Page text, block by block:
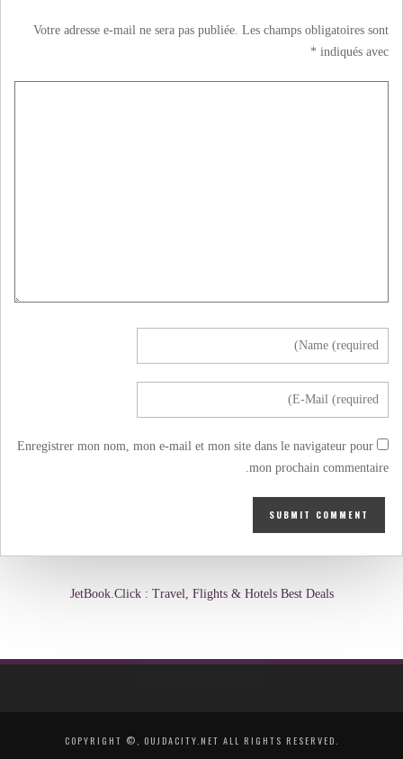
Votre adresse e-mail ne sera pas publiée. Les champs obligatoires sont
indiqués avec
*
Enregistrer mon nom, mon e-mail et mon site dans le navigateur pour
mon prochain commentaire.
JetBook.Click : Travel, Flights & Hotels Best Deals
COPYRIGHT ©, OUJDACITY.NET ALL RIGHTS RESERVED.